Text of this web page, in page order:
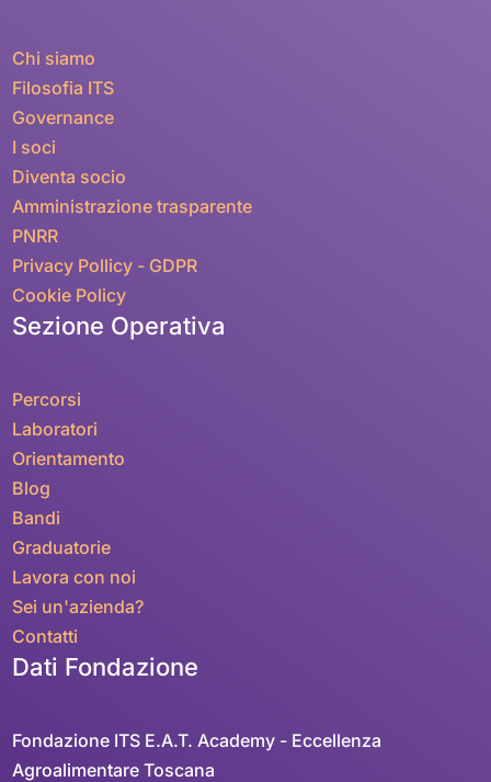
Chi siamo
Filosofia ITS
Governance
I soci
Diventa socio
Amministrazione trasparente
PNRR
Privacy Pollicy - GDPR
Cookie Policy
Sezione Operativa
Percorsi
Laboratori
Orientamento
Blog
Bandi
Graduatorie
Lavora con noi
Sei un'azienda?
Contatti
Dati Fondazione
Fondazione ITS E.A.T. Academy - Eccellenza
Agroalimentare Toscana